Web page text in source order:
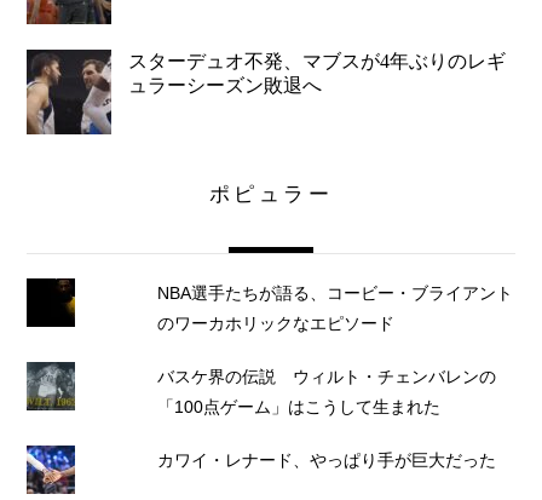
スターデュオ不発、マブスが4年ぶりのレギ
ュラーシーズン敗退へ
ポピュラー
NBA選手たちが語る、コービー・ブライアント
のワーカホリックなエピソード
バスケ界の伝説 ウィルト・チェンバレンの
「100点ゲーム」はこうして生まれた
カワイ・レナード、やっぱり手が巨大だった